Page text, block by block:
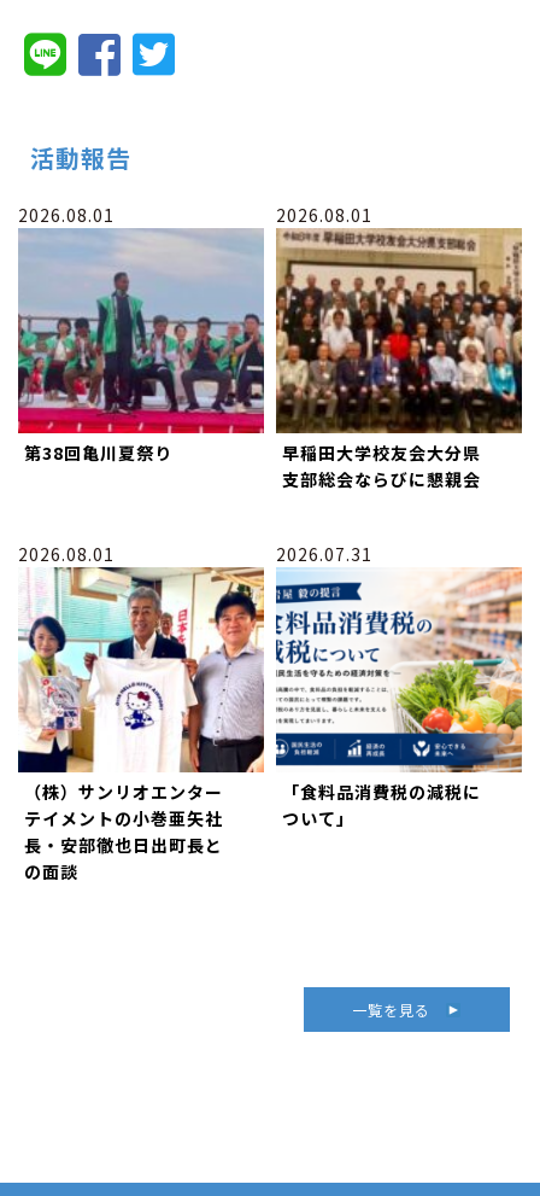
活動報告
2026.08.01
第38回亀川夏祭り
2026.08.01
早稲田大学校友会大分県
支部総会ならびに懇親会
2026.08.01
（株）サンリオエンター
テイメントの小巻亜矢社
長・安部徹也日出町長と
の面談
2026.07.31
「食料品消費税の減税に
ついて」
一覧を見る